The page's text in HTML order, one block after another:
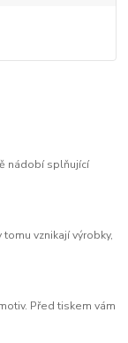
nádobí splňující
vznikají výrobky,
Před tiskem vám